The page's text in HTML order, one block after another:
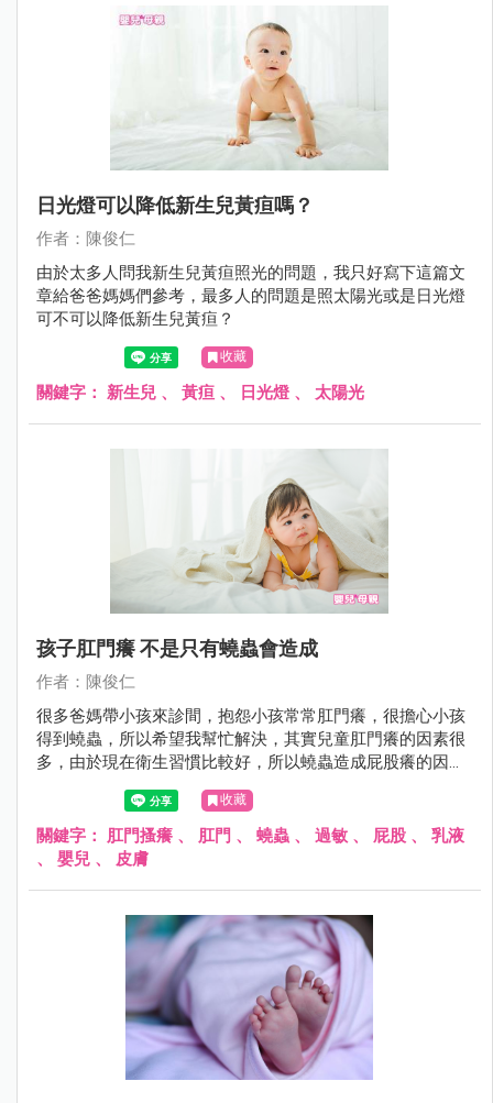
日光燈可以降低新生兒黃疸嗎？
作者：陳俊仁
由於太多人問我新生兒黃疸照光的問題，我只好寫下這篇文
章給爸爸媽媽們參考，最多人的問題是照太陽光或是日光燈
可不可以降低新生兒黃疸？
收藏
關鍵字： 新生兒 、 黃疸 、 日光燈 、 太陽光
孩子肛門癢 不是只有蟯蟲會造成
作者：陳俊仁
很多爸媽帶小孩來診間，抱怨小孩常常肛門癢，很擔心小孩
得到蟯蟲，所以希望我幫忙解決，其實兒童肛門癢的因素很
多，由於現在衛生習慣比較好，所以蟯蟲造成屁股癢的因
素，已經不常看到了。
收藏
關鍵字： 肛門搔癢 、 肛門 、 蟯蟲 、 過敏 、 屁股 、 乳液
、 嬰兒 、 皮膚